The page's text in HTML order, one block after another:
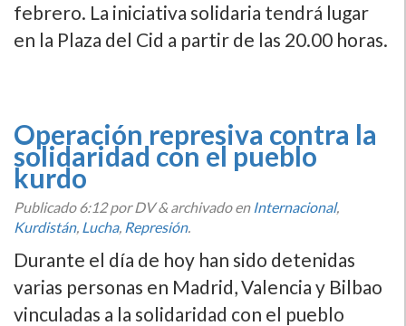
febrero. La iniciativa solidaria tendrá lugar
en la Plaza del Cid a partir de las 20.00 horas.
Operación represiva contra la
solidaridad con el pueblo
kurdo
Publicado6:12por DV&archivado en Internacional,
Kurdistán, Lucha, Represión.
Durante el dí­a de hoy han sido detenidas
varias personas en Madrid, Valencia y Bilbao
vinculadas a la solidaridad con el pueblo